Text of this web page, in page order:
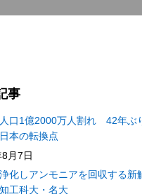
事
口1億2000万人割れ 42年ぶ
本の転換点
月7日
化しアンモニアを回収する新
工科大・名大